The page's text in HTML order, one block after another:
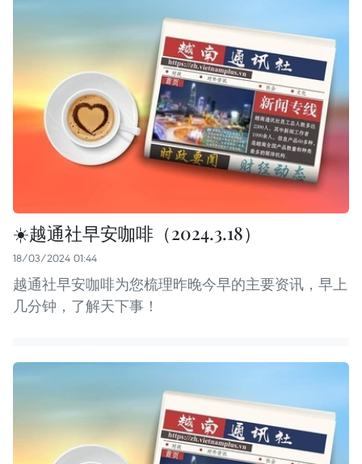
☀️越通社早安咖啡（2024.3.18）
18/03/2024 01:44
越通社早安咖啡为您梳理昨晚今早的主要资讯，早上
几分钟，了解天下事！